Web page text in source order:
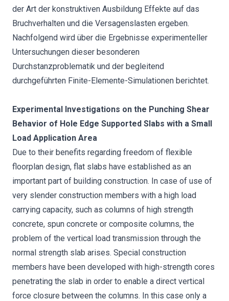
der Art der konstruktiven Ausbildung Effekte auf das
Bruchverhalten und die Versagenslasten ergeben.
Nachfolgend wird über die Ergebnisse experimenteller
Untersuchungen dieser besonderen
Durchstanzproblematik und der begleitend
durchgeführten Finite-Elemente-Simulationen berichtet.
Experimental Investigations on the Punching Shear
Behavior of Hole Edge Supported Slabs with a Small
Load Application Area
Due to their benefits regarding freedom of flexible
floorplan design, flat slabs have established as an
important part of building construction. In case of use of
very slender construction members with a high load
carrying capacity, such as columns of high strength
concrete, spun concrete or composite columns, the
problem of the vertical load transmission through the
normal strength slab arises. Special construction
members have been developed with high-strength cores
penetrating the slab in order to enable a direct vertical
force closure between the columns. In this case only a